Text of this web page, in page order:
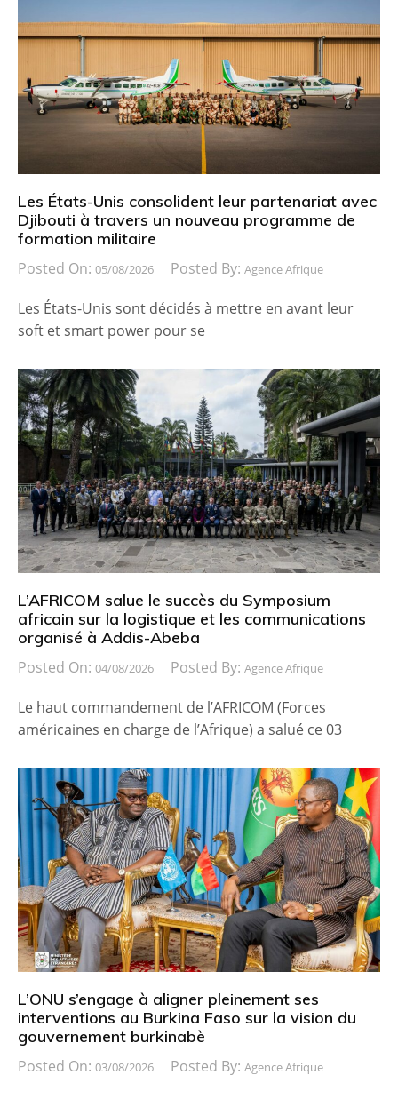
Les États-Unis consolident leur partenariat avec
Djibouti à travers un nouveau programme de
formation militaire
Posted On: 05/08/2026 Posted By: Agence Afrique
Les États-Unis sont décidés à mettre en avant leur
soft et smart power pour se
L’AFRICOM salue le succès du Symposium
africain sur la logistique et les communications
organisé à Addis-Abeba
Posted On: 04/08/2026 Posted By: Agence Afrique
Le haut commandement de l’AFRICOM (Forces
américaines en charge de l’Afrique) a salué ce 03
L’ONU s’engage à aligner pleinement ses
interventions au Burkina Faso sur la vision du
gouvernement burkinabè
Posted On: 03/08/2026 Posted By: Agence Afrique